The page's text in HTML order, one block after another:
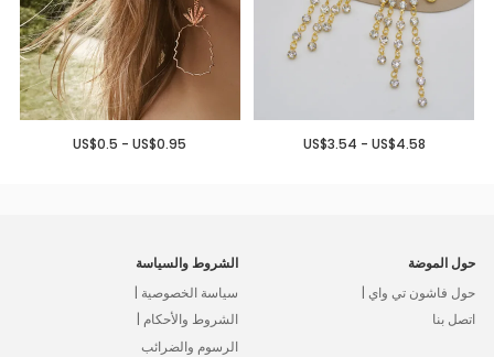
US$3.54 - US$4.58
US$0.5 - US$0.95
حول الموضة
حول فاشون تي واي |
اتصل بنا
الشروط والسياسة
سياسة الخصوصية |
الشروط والأحكام |
الرسوم والضرائب